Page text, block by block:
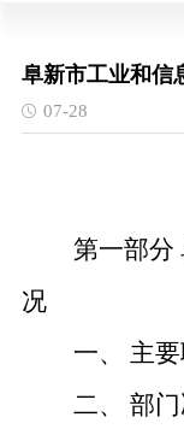
阜新市工业和信
07-28
第一部分
况
一、
主
二、
部